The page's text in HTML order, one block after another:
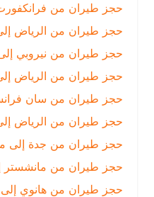
حجز طيران من فرانكفورت إلى
حجز طيران من الرياض إلى
حجز طيران من نيروبي إلى
حجز طيران من الرياض إلى
حجز طيران من سان
حجز طيران من الرياض إلى
حجز طيران من جدة إلى
حجز طيران من مانشستر إلى
حجز طيران من هانوي إلى الدمام